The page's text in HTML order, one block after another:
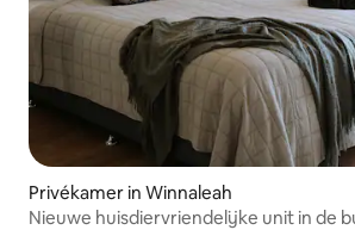
Privékamer in Winnaleah
Nieuwe huisdiervriendelijke unit in de